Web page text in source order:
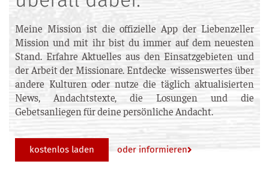
Meine Mission ist die offizielle App der Liebenzeller
Mission und mit ihr bist du immer auf dem neuesten
Stand. Erfahre Aktuelles aus den Einsatzgebieten und
der Arbeit der Missionare. Entdecke wissenswertes über
andere Kulturen oder nutze die täglich aktualisierten
News, Andachtstexte, die Losungen und die
Gebetsanliegen für deine persönliche Andacht.
kostenlos laden oder informieren